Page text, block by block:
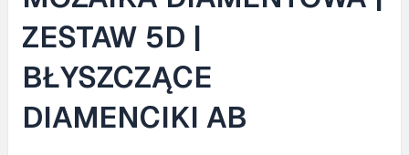
Kompletny
zestaw:
mozaika
+
akcesoria
ZESTAW 5D |
BŁYSZCZĄCE
DIAMENCIKI AB